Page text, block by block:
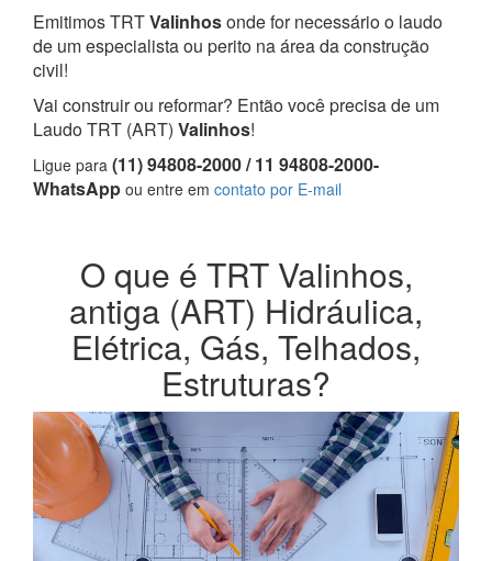
Emitimos TRTValinhosonde for necessário o laudo
de um especialista ou perito na área da construção
civil!
Vai construir ou reformar? Então você precisa de um
Laudo TRT (ART) Valinhos!
Ligue para (11) 94808-2000 / 11 94808-2000-
WhatsApp ou entre em contato por E-mail
O que é TRT Valinhos,
antiga (ART) Hidráulica,
Elétrica, Gás, Telhados,
Estruturas?